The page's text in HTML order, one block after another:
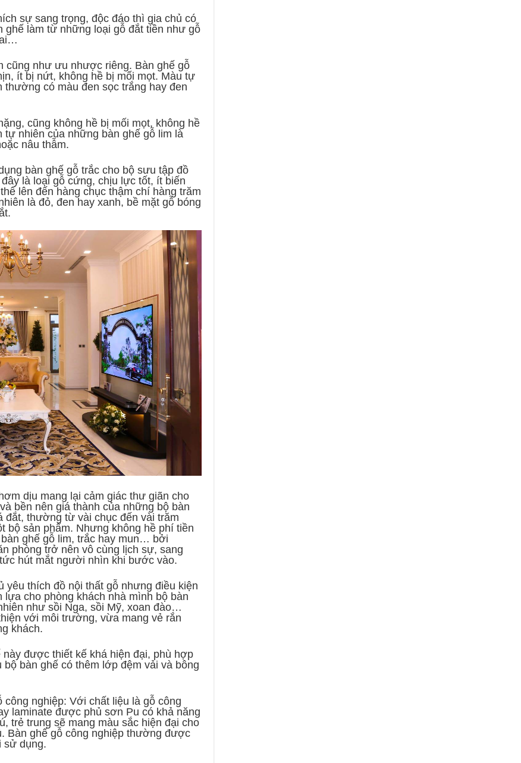
sự sang trọng, độc đáo thì gia chủ có
ghế làm từ những loại gỗ đắt tiền như gỗ
cũng như ưu nhược riêng. Bàn ghế gỗ
ít bị nứt, không hề bị mối mọt. Màu tự
thường có màu đen sọc trắng hay đen
cũng không hề bị mối mọt, không hề
tự nhiên của những bàn ghế gỗ lim là
nâu thẫm.
bàn ghế gỗ trắc cho bộ sưu tập đồ
là loại gỗ cứng, chịu lực tốt, ít biến
lên đến hàng chục thậm chí hàng trăm
là đỏ, đen hay xanh, bề mặt gỗ bóng
dịu mang lại cảm giác thư giãn cho
bền nên giá thành của những bộ bàn
thường từ vài chục đến vài trăm
bộ sản phẩm. Nhưng không hề phí tiền
ghế gỗ lim, trắc hay mun… bởi
phòng trở nên vô cùng lịch sự, sang
hút mắt người nhìn khi bước vào.
yêu thích đồ nội thất gỗ nhưng điều kiện
lựa cho phòng khách nhà mình bộ bàn
như sồi Nga, sồi Mỹ, xoan đào…
với môi trường, vừa mang vẻ rắn
khách.
được thiết kế khá hiện đại, phù hợp
bàn ghế có thêm lớp đệm vải và bông
công nghiệp: Với chất liệu là gỗ công
laminate được phủ sơn Pu có khả năng
trẻ trung sẽ mang màu sắc hiện đại cho
Bàn ghế gỗ công nghiệp thường được
sử dụng.